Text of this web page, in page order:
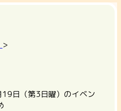
>
日（第3日曜）のイベン